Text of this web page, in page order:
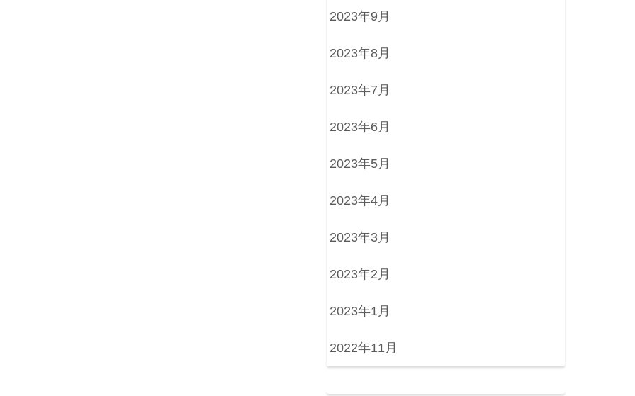
2023年9月
2023年8月
2023年7月
2023年6月
2023年5月
2023年4月
2023年3月
2023年2月
2023年1月
2022年11月